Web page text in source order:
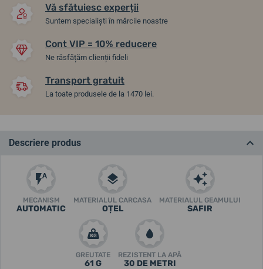
Vă sfătuiesc experții
Suntem specialiști în mărcile noastre
Cont VIP = 10% reducere
Ne răsfățăm clienții fideli
Transport gratuit
La toate produsele de la 1470 lei.
Descriere produs
MECANISM
AUTOMATIC
MATERIALUL CARCASA
OȚEL
MATERIALUL GEAMULUI
SAFIR
GREUTATE
61 G
REZISTENT LA APĂ
30 DE METRI